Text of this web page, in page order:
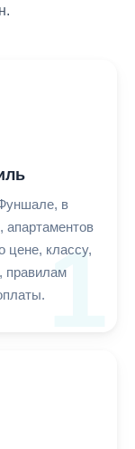
1
в
апартаментов
цене, классу,
правилам